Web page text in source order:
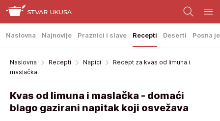
Naslovna Najnovije Praznici i slave Recepti Deserti Posna
Naslovna Recepti Napici
Recept za kvas od limuna i
maslačka
Kvas od limuna i maslačka - domaći
blago gazirani napitak koji osvežava